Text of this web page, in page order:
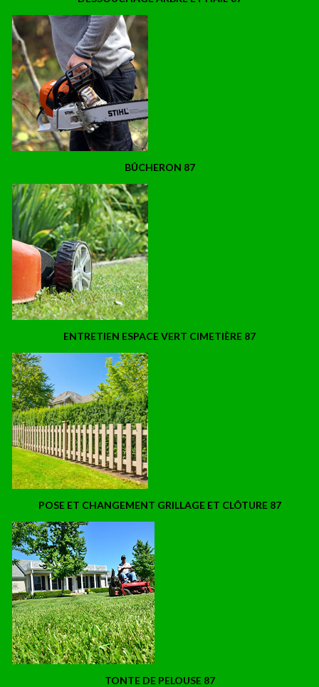
BÛCHERON 87
ENTRETIEN ESPACE VERT CIMETIÈRE 87
POSE ET CHANGEMENT GRILLAGE ET CLÔTURE 87
TONTE DE PELOUSE 87